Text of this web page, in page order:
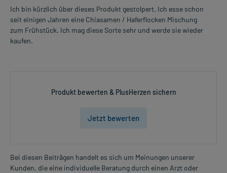
Ich bin kürzlich über dieses Produkt gestolpert. Ich esse schon
seit einigen Jahren eine Chiasamen / Haferflocken Mischung
zum Frühstück. Ich mag diese Sorte sehr und werde sie wieder
kaufen.
Produkt bewerten & PlusHerzen sichern
Jetzt bewerten
Bei diesen Beiträgen handelt es sich um Meinungen unserer
Kunden, die eine individuelle Beratung durch einen Arzt oder